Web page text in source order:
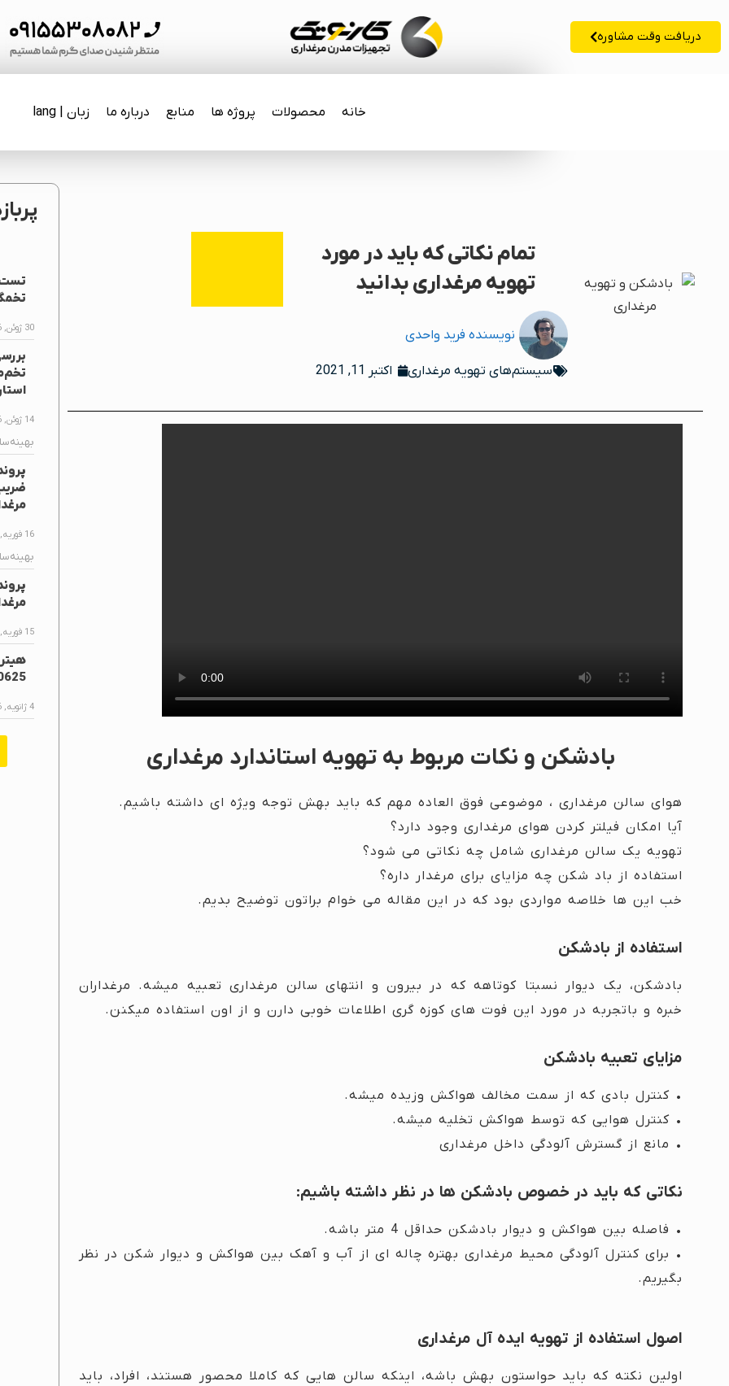
دریافت وقت مشاوره
خانه محصولات پروژه ها منابع درباره ما زبان | lang
تمام نکاتی که باید در مورد
تهویه مرغداری بدانید
نویسنده فرید واحدی
سیستم‌های تهویه مرغداری اکتبر 11, 2021
بادشکن و نکات مربوط به تهویه استاندارد مرغداری
هوای سالن مرغداری ، موضوعی فوق العاده مهم که باید بهش توجه ویژه ای داشته باشیم.
آیا امکان فیلتر کردن هوای مرغداری وجود دارد؟
تهویه یک سالن مرغداری شامل چه نکاتی می شود؟
استفاده از باد شکن چه مزایای برای مرغدار داره؟
خب این ها خلاصه مواردی بود که در این مقاله می خوام براتون توضیح بدیم.
استفاده از بادشکن
بادشکن، یک دیوار نسبتا کوتاهه که در بیرون و انتهای سالن مرغداری تعبیه میشه. مرغداران
خبره و باتجربه در مورد این فوت های کوزه گری اطلاعات خوبی دارن و از اون استفاده میکنن.
مزایای تعبیه بادشکن
• کنترل بادی که از سمت مخالف هواکش وزیده میشه.
• کنترل هوایی که توسط هواکش تخلیه میشه.
• مانع از گسترش آلودگی داخل مرغداری
نکاتی که باید در خصوص بادشکن ها در نظر داشته باشیم:
• فاصله بین هواکش و دیوار بادشکن حداقل 4 متر باشه.
• برای کنترل آلودگی محیط مرغداری بهتره چاله ای از آب و آهک بین هواکش و دیوار شکن در نظر
بگیریم.
اصول استفاده از تهویه ایده آل مرغداری
اولین نکته که باید حواستون بهش باشه، اینکه سالن هایی که کاملا محصور هستند، افراد، باید
تست
30 ژوئن, 2026
14 ژوئن, 2026
16 فوریه, 2026
15 فوریه, 2026
4 ژانویه, 2026